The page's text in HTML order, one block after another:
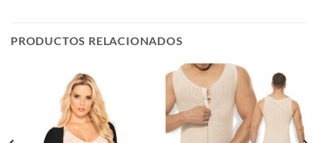
PRODUCTOS RELACIONADOS